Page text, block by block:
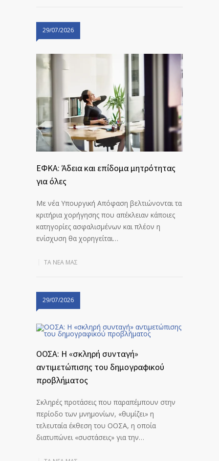
29/07/2026
ΕΦΚΑ: Άδεια και επίδομα μητρότητας
για όλες
Με νέα Υπουργική Απόφαση βελτιώνονται τα
κριτήρια χορήγησης που απέκλειαν κάποιες
κατηγορίες ασφαλισμένων και πλέον η
ενίσχυση θα χορηγείται…
ΤΑ ΝΈΑ ΜΑΣ
29/07/2026
ΟΟΣΑ: Η «σκληρή συνταγή»
αντιμετώπισης του δημογραφικού
προβλήματος
Σκληρές προτάσεις που παραπέμπουν στην
περίοδο των μνημονίων, «θυμίζει» η
τελευταία έκθεση του ΟΟΣΑ, η οποία
διατυπώνει «συστάσεις» για την…